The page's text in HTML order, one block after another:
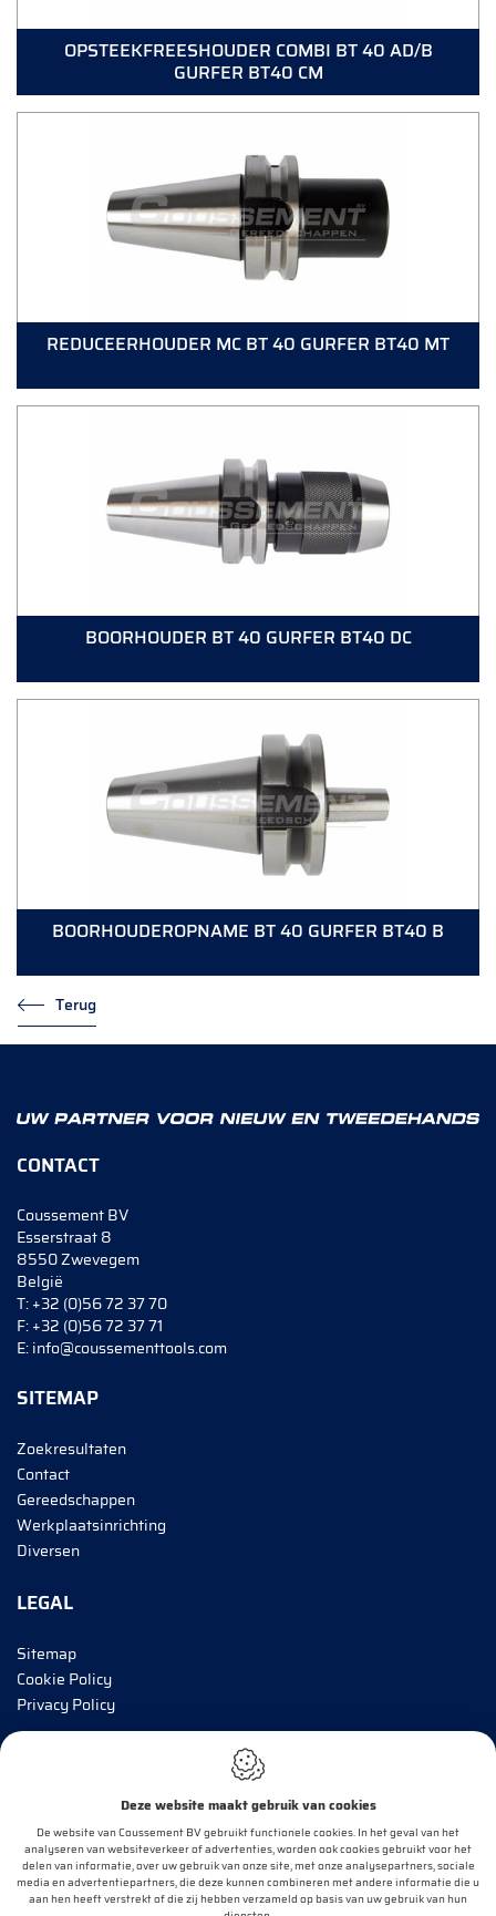
OPSTEEKFREESHOUDER COMBI BT 40 AD/B
GURFER BT40 CM
REDUCEERHOUDER MC BT 40 GURFER BT40 MT
BOORHOUDER BT 40 GURFER BT40 DC
BOORHOUDEROPNAME BT 40 GURFER BT40 B
Terug
CONTACT
Coussement BV
Esserstraat 8
8550 Zwevegem
België
T:+32 (0)56 72 37 70
F:+32 (0)56 72 37 71
E:info@coussementtools.com
SITEMAP
Zoekresultaten
Contact
Gereedschappen
Werkplaatsinrichting
Diversen
LEGAL
Sitemap
Cookie Policy
Privacy Policy
BRENG MIJ OP DE HOOGTE!
E-mail*
OK
Deze website maakt gebruik van cookies
De website van Coussement BV gebruikt functionele cookies. In het geval van het
analyseren van websiteverkeer of advertenties, worden ook cookies gebruikt voor het
delen van informatie, over uw gebruik van onze site, met onze analysepartners, sociale
media en advertentiepartners, die deze kunnen combineren met andere informatie die u
aan hen heeft verstrekt of die zij hebben verzameld op basis van uw gebruik van hun